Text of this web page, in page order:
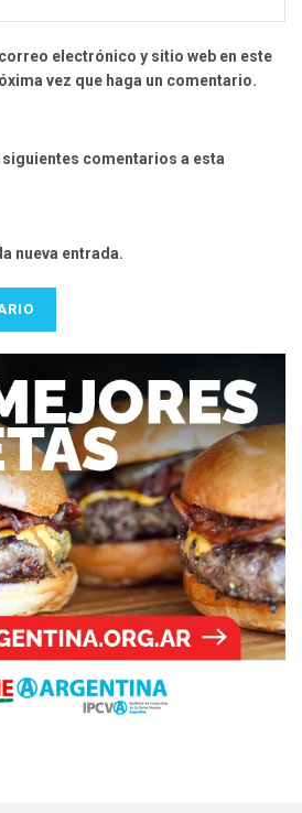
electrónico y sitio web en este
vez que haga un comentario.
comentarios a esta
nueva entrada.